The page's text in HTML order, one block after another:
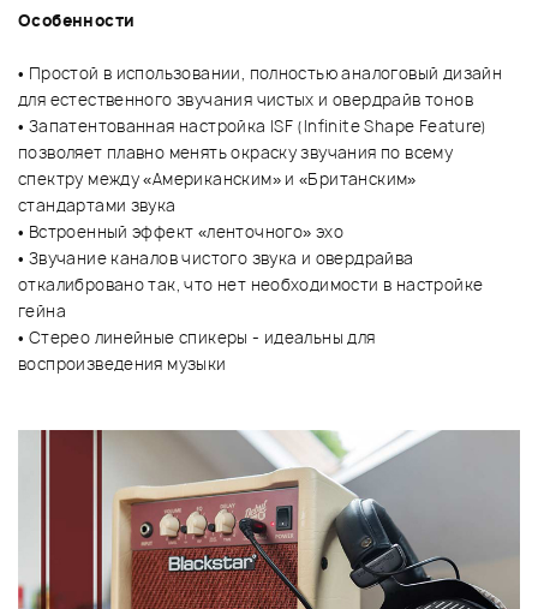
Особенности
• Простой в использовании, полностью аналоговый дизайн
для естественного звучания чистых и овердрайв тонов
• Запатентованная настройка ISF (Infinite Shape Feature)
позволяет плавно менять окраску звучания по всему
спектру между «Американским» и «Британским»
стандартами звука
• Встроенный эффект «ленточного» эхо
• Звучание каналов чистого звука и овердрайва
откалибровано так, что нет необходимости в настройке
гейна
• Стерео линейные спикеры - идеальны для
воспроизведения музыки